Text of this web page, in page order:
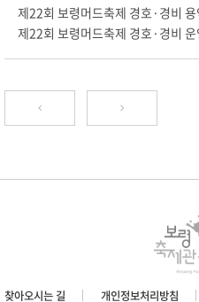
제22회 보령머드축제 경호·경비
제22회 보령머드축제 경호·경비
찾아오시는 길 개인정보처리방침